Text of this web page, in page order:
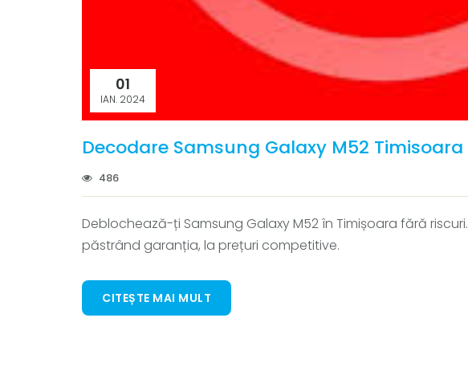
01
IAN. 2024
Decodare Samsung Galaxy M52 Timisoara
486
Deblochează-ți Samsung Galaxy M52 în Timișoara fără
păstrând garanția, la prețuri competitive.
CITEȘTE MAI MULT